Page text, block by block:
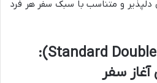
دلپذیر و متناسب با سبک سفر هر فرد
۱. اتاق دبل (Standard Double Room):
سفر